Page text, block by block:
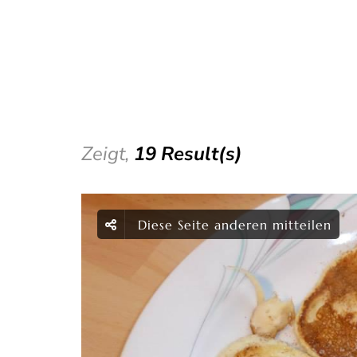
Zeigt, 19 Result(s)
Diese Seite anderen mitteilen